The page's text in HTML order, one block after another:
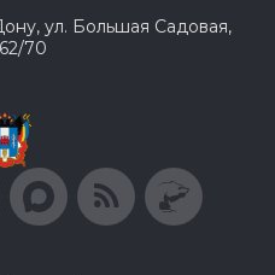
ул. Большая Садовая,
70